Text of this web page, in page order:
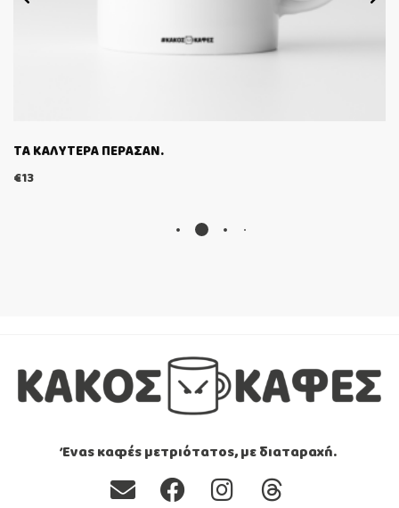
ΤΑ ΚΑΛΥΤΕΡΑ ΠΕΡΑΣΑΝ.
€13
Ένας καφές μετριότατος, με διαταραχή.